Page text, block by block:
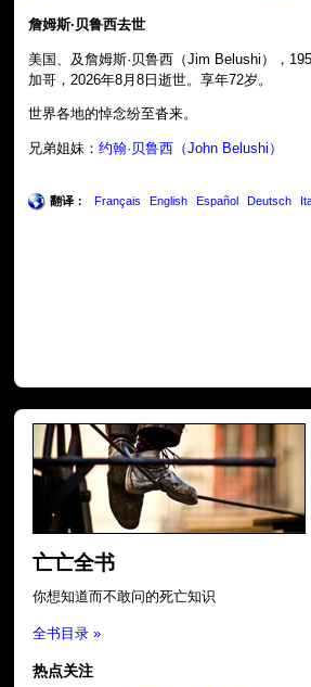
詹姆斯·贝鲁西去世
美国、及詹姆斯·贝鲁西（Jim Belushi），
加哥，2026年8月8日逝世。享年72岁。
世界各地的悼念纷至沓来。
兄弟姐妹：约翰·贝鲁西（John Belushi）
翻译： Français English Español Deutsch
亡亡全书
你想知道而不敢问的死亡知识
全书目录 »
热点关注